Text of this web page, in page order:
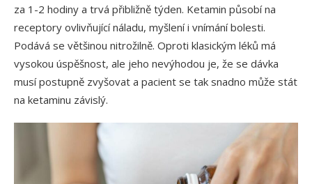
za 1-2 hodiny a trvá přibližně týden. Ketamin působí na
receptory ovlivňující náladu, myšlení i vnímání bolesti.
Podává se většinou nitrožilně. Oproti klasickým léků má
vysokou úspěšnost, ale jeho nevýhodou je, že se dávka
musí postupně zvyšovat a pacient se tak snadno může stát
na ketaminu závislý.